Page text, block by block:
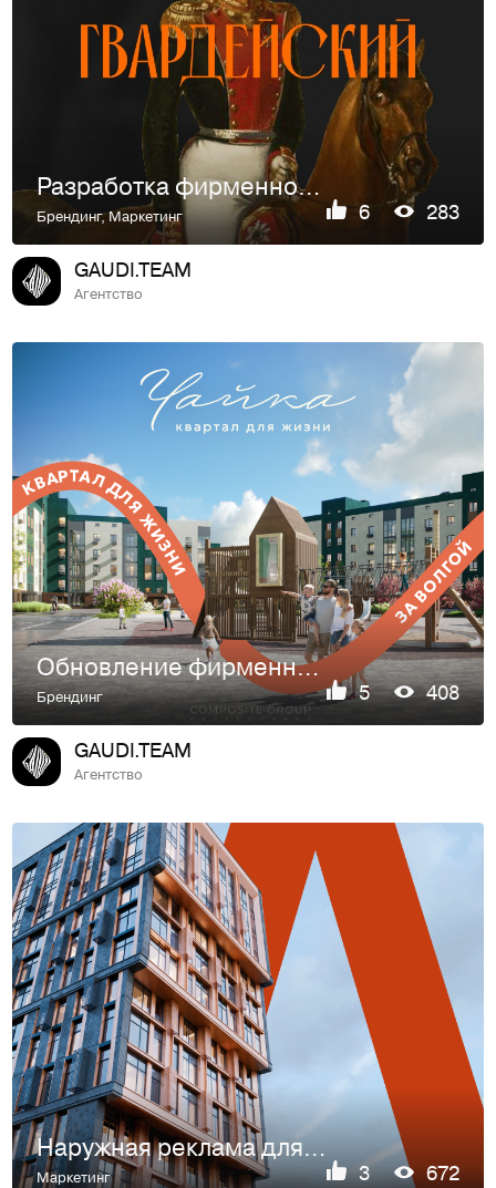
Разработка фирменного стиля ЖК «Гвардейский»
Брендинг,Маркетинг 6 283
GAUDI.TEAM
Агентство
Обновление фирменного стиля ЖК «Чайка»
Брендинг 5 408
GAUDI.TEAM
Агентство
Наружная реклама для клубного дома «Легенда»
Маркетинг 3 672